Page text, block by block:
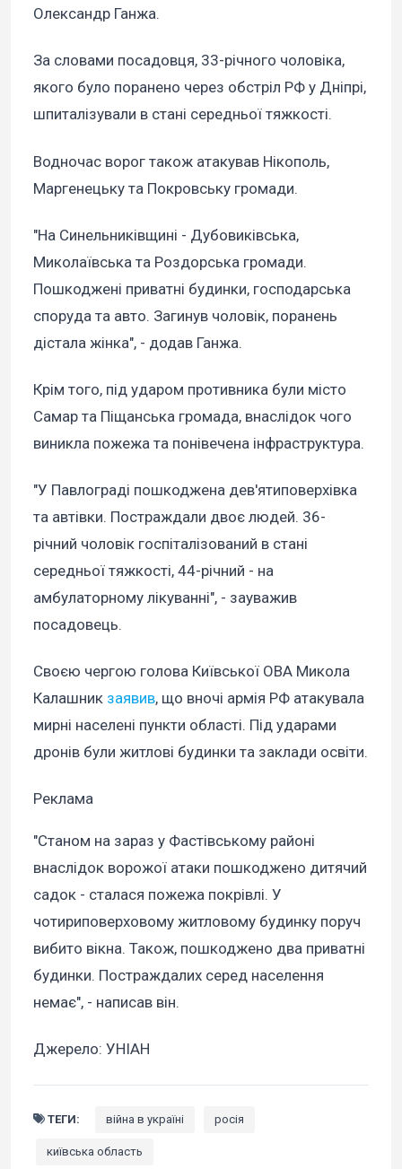
Олександр Ганжа.
За словами посадовця, 33-річного чоловіка,
якого було поранено через обстріл РФ у Дніпрі,
шпиталізували в стані середньої тяжкості.
Водночас ворог також атакував Нікополь,
Маргенецьку та Покровську громади.
"На Синельниківщині - Дубовиківська,
Миколаївська та Роздорська громади.
Пошкоджені приватні будинки, господарська
споруда та авто. Загинув чоловік, поранень
дістала жінка", - додав Ганжа.
Крім того, під ударом противника були місто
Самар та Піщанська громада, внаслідок чого
виникла пожежа та понівечена інфраструктура.
"У Павлограді пошкоджена дев'ятиповерхівка
та автівки. Постраждали двоє людей. 36-
річний чоловік госпіталізований в стані
середньої тяжкості, 44-річний - на
амбулаторному лікуванні", - зауважив
посадовець.
Своєю чергою голова Київської ОВА Микола
Калашник заявив, що вночі армія РФ атакувала
мирні населені пункти області. Під ударами
дронів були житлові будинки та заклади освіти.
Реклама
"Станом на зараз у Фастівському районі
внаслідок ворожої атаки пошкоджено дитячий
садок - сталася пожежа покрівлі. У
чотириповерховому житловому будинку поруч
вибито вікна. Також, пошкоджено два приватні
будинки. Постраждалих серед населення
немає", - написав він.
Джерело: УНІАН
ТЕГИ: війна в україні росія
київська область